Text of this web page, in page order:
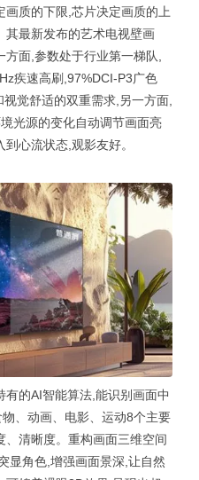
画质的下限,芯片决定画质的上
其最新发布的艺术电视壁画
面,参数处于行业第一梯队,
疾速高刷,97%DCI-P3广色
觉舒适的双重需求,另一方面,
光源的变化自动调节画面亮
心流状态,观影友好。
的AI智能算法,能识别画面中
、动画、电影、运动8个主要
清晰度。重构画面三维空间
显角色,增强画面景深,让自然